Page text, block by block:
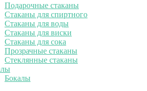
Подарочные стаканы
Стаканы для спиртного
Стаканы для воды
Стаканы для виски
Стаканы для сока
Прозрачные стаканы
Стеклянные стаканы
Бокалы